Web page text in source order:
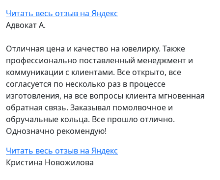
Читать весь отзыв на Яндекс
Адвокат А.
Отличная цена и качество на ювелирку. Также
профессионально поставленный менеджмент и
коммуникации с клиентами. Все открыто, все
согласуется по несколько раз в процессе
изготовления, на все вопросы клиента мгновенная
обратная связь. Заказывал помолвочное и
обручальные кольца. Все прошло отлично.
Однозначно рекомендую!
Читать весь отзыв на Яндекс
Кристина Новожилова